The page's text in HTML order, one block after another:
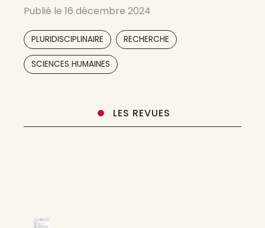
ou le « rien » du matériau d’enquête,
disparaissent des recherches alors qu’ils
documentent dans leur existence même des
Publié le 16 décembre 2024
PLURIDISCIPLINAIRE RECHERCHE
SCIENCES HUMAINES
LES REVUES